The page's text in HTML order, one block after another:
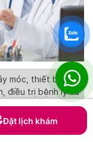
Đặt lịch khám
móc, thiết bị y tế
điều trị bệnh lý và
tế Vinmec